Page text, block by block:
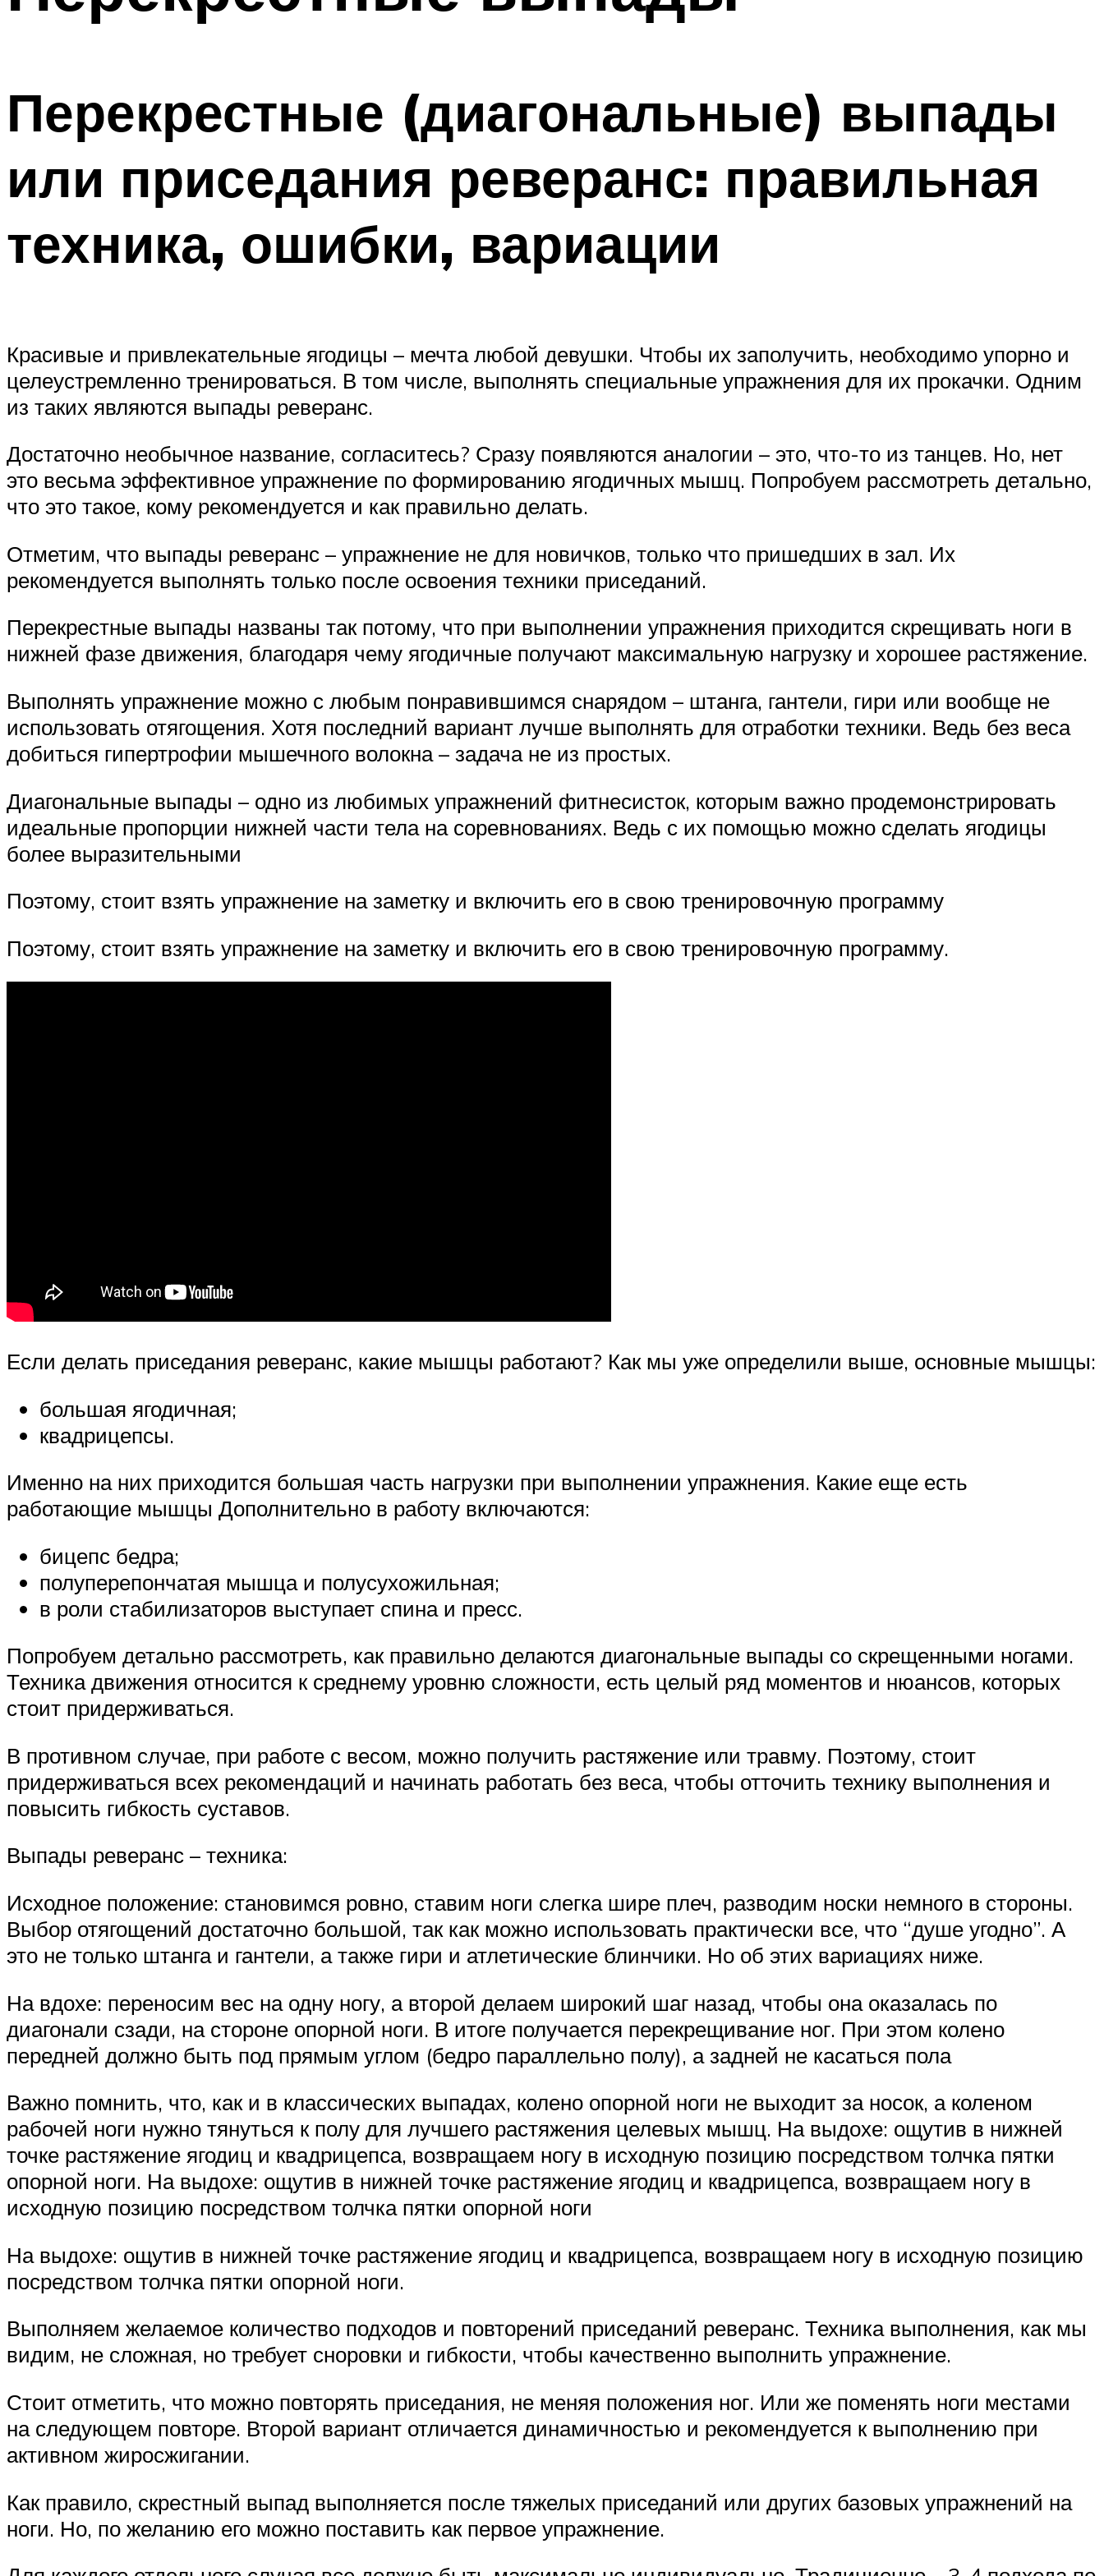
ПОХУДЕНИЕ
Перекрестные (диагональные) выпады
или приседания реверанс: правильная
техника, ошибки, вариации
Красивые и привлекательные ягодицы – мечта любой девушки. Чтобы их заполучить, необходимо упорно и
целеустремленно тренироваться. В том числе, выполнять специальные упражнения для их прокачки. Одним
из таких являются выпады реверанс.
Достаточно необычное название, согласитесь? Сразу появляются аналогии – это, что-то из танцев. Но, нет
это весьма эффективное упражнение по формированию ягодичных мышц. Попробуем рассмотреть детально,
что это такое, кому рекомендуется и как правильно делать.
Отметим, что выпады реверанс – упражнение не для новичков, только что пришедших в зал. Их
рекомендуется выполнять только после освоения техники приседаний.
Перекрестные выпады названы так потому, что при выполнении упражнения приходится скрещивать ноги в
нижней фазе движения, благодаря чему ягодичные получают максимальную нагрузку и хорошее растяжение.
Выполнять упражнение можно с любым понравившимся снарядом – штанга, гантели, гири или вообще не
использовать отягощения. Хотя последний вариант лучше выполнять для отработки техники. Ведь без веса
добиться гипертрофии мышечного волокна – задача не из простых.
Диагональные выпады – одно из любимых упражнений фитнесисток, которым важно продемонстрировать
идеальные пропорции нижней части тела на соревнованиях. Ведь с их помощью можно сделать ягодицы
более выразительными
Поэтому, стоит взять упражнение на заметку и включить его в свою тренировочную программу
Поэтому, стоит взять упражнение на заметку и включить его в свою тренировочную программу.
Если делать приседания реверанс, какие мышцы работают? Как мы уже определили выше, основные мышцы:
большая ягодичная;
квадрицепсы.
Именно на них приходится большая часть нагрузки при выполнении упражнения. Какие еще есть
работающие мышцы Дополнительно в работу включаются:
бицепс бедра;
полуперепончатая мышца и полусухожильная;
в роли стабилизаторов выступает спина и пресс.
Попробуем детально рассмотреть, как правильно делаются диагональные выпады со скрещенными ногами.
Техника движения относится к среднему уровню сложности, есть целый ряд моментов и нюансов, которых
стоит придерживаться.
В противном случае, при работе с весом, можно получить растяжение или травму. Поэтому, стоит
придерживаться всех рекомендаций и начинать работать без веса, чтобы отточить технику выполнения и
повысить гибкость суставов.
Выпады реверанс – техника:
Исходное положение: становимся ровно, ставим ноги слегка шире плеч, разводим носки немного в стороны.
Выбор отягощений достаточно большой, так как можно использовать практически все, что “душе угодно”. А
это не только штанга и гантели, а также гири и атлетические блинчики. Но об этих вариациях ниже.
На вдохе: переносим вес на одну ногу, а второй делаем широкий шаг назад, чтобы она оказалась по
диагонали сзади, на стороне опорной ноги. В итоге получается перекрещивание ног. При этом колено
передней должно быть под прямым углом (бедро параллельно полу), а задней не касаться пола
Важно помнить, что, как и в классических выпадах, колено опорной ноги не выходит за носок, а коленом
рабочей ноги нужно тянуться к полу для лучшего растяжения целевых мышц. На выдохе: ощутив в нижней
точке растяжение ягодиц и квадрицепса, возвращаем ногу в исходную позицию посредством толчка пятки
опорной ноги. На выдохе: ощутив в нижней точке растяжение ягодиц и квадрицепса, возвращаем ногу в
исходную позицию посредством толчка пятки опорной ноги
На выдохе: ощутив в нижней точке растяжение ягодиц и квадрицепса, возвращаем ногу в исходную позицию
посредством толчка пятки опорной ноги.
Выполняем желаемое количество подходов и повторений приседаний реверанс. Техника выполнения, как мы
видим, не сложная, но требует сноровки и гибкости, чтобы качественно выполнить упражнение.
Стоит отметить, что можно повторять приседания, не меняя положения ног. Или же поменять ноги местами
на следующем повторе. Второй вариант отличается динамичностью и рекомендуется к выполнению при
активном жиросжигании.
Как правило, скрестный выпад выполняется после тяжелых приседаний или других базовых упражнений на
ноги. Но, по желанию его можно поставить как первое упражнение.